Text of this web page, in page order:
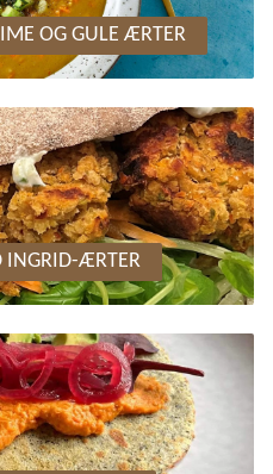
OG GULE ÆRTER
INGRID-ÆRTER